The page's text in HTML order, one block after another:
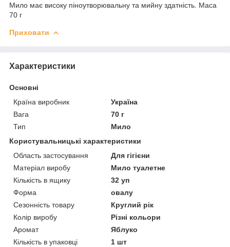
Мило має високу піноутворювальну та мийну здатність. Маса
70 г
Приховати
Характеристики
Основні
Країна виробник
Україна
Вага
70 г
Тип
Мило
Користувальницькі характеристики
Область застосування
Для гігієни
Матеріал виробу
Мило туалетне
Кількість в ящику
32 уп
Форма
овалу
Сезонність товару
Круглий рік
Колір виробу
Різні кольори
Аромат
Яблуко
Кількість в упаковці
1 шт